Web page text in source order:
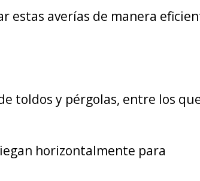
estas averías de manera
toldos y pérgolas, entre los
horizontalmente para